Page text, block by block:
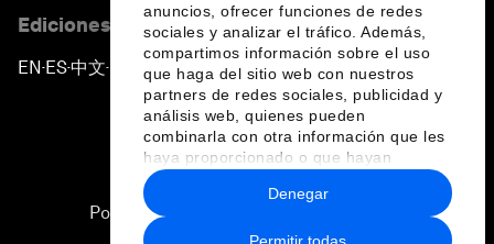
anuncios, ofrecer funciones de redes
sociales y analizar el tráfico. Además,
compartimos información sobre el uso
que haga del sitio web con nuestros
partners de redes sociales, publicidad y
análisis web, quienes pueden
combinarla con otra información que les
haya proporcionado o que hayan
recopilado a partir del uso que haya
hecho de sus servicios.
Permitir todas
Denegar
Ediciones en otros idiomas
EN ▪ES▪中文▪ 日本語
Política de privacidad y normas de uso